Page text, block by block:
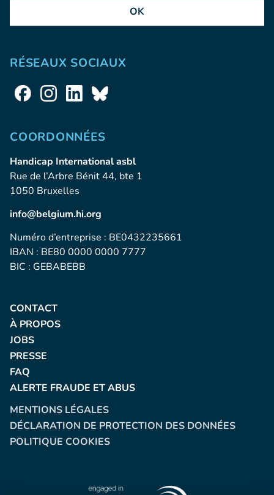
OK
RÉSEAUX SOCIAUX
COORDONNÉES
Handicap International asbl
Rue de l’Arbre Bénit 44, bte 1
1050 Bruxelles
info@belgium.hi.org
Numéro d’entreprise : BE0432235661
IBAN : BE80 0000 0000 7777
BIC : GEBABEBB
CONTACT
À PROPOS
JOBS
PRESSE
FAQ
ALERTE FRAUDE ET ABUS
MENTIONS LÉGALES
DÉCLARATION DE PROTECTION DES DONNÉES
POLITIQUE COOKIES